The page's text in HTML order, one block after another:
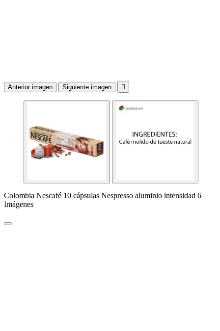
Anterior imagen Siguiente imagen 
Colombia Nescafé 10 cápsulas Nespresso aluminio intensidad 6
Imágenes